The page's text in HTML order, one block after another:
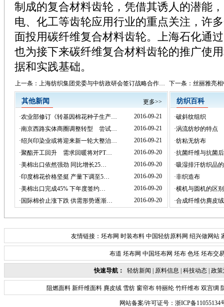
制成的复合材料齿轮，凭借其诱人的潜能
电、化工等齿轮应用行业的重点关注，许
面投用碳纤维复合材料齿轮。上海石化通
也为接下来碳纤维复合材料齿轮的推广使
据和实践基础。
上一条： 上海纺织集团党委与中纺政研会签订战略合作… 下一条： 丝丽雅亮
其他新闻 更多>>
·农业部修订《转基因棉花种子生产…
2016-09-21
·南京西路实体商圈调整转型 尝试…
2016-09-21
·绍兴印染业或将迎来新一轮大整治…
2016-09-21
·聚酯开工回升 需求回暖将对PT…
2016-09-20
·美棉出口依然强劲 同比增长25…
2016-09-20
·印度棉花价格坚挺 产量下调至5…
2016-09-20
·美棉出口完成45% 下年度签约…
2016-09-20
· 国际棉价止涨下跌 供需形势逐渐… 2016-09-20
纺织百科
·破斜纹组织
·涡流纺纱的特点
·纺粘无纺布
·抗菌纤维与抗菌
·吸湿排汗纺织品
·非织造布
·横机与圆机的区别
·合成纤维仿麂皮
友情链接： 坯布网 时装布料 中国轻纺原料网 绍兴做网站
布道 坯布网 中国坯布网 坯布 色坯 坯布交
快速导航： 轻纺新闻 原料信息 科技动态| 政
阻燃面料新纤维面料麂皮绒雪纺窗帘布特丽纶竹纤维布双宫绸
网站备案/许可证号： 浙ICP备11055134